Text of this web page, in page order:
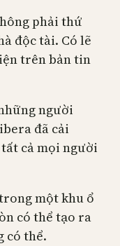
phải thứ
độc tài. Có lẽ
trên bản tin
người
đã cải
cả mọi người
một khu ổ
có thể tạo ra
có thể.